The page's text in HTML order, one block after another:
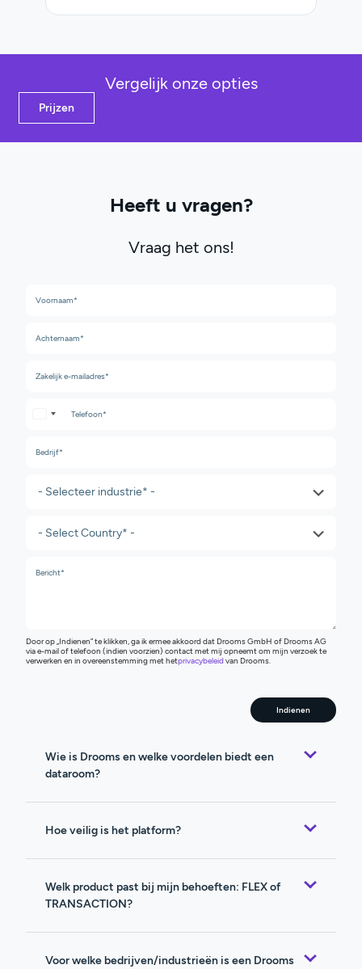
Vergelijk onze opties
Prijzen
Wie is Drooms en welke voordelen biedt een
dataroom?
Hoe veilig is het platform?
Welk product past bij mijn behoeften: FLEX of
TRANSACTION?
Voor welke bedrijven/industrieën is een Drooms
Heeft u vragen?
Vraag het ons!
United States +1
Door op „Indienen” te klikken, ga ik ermee akkoord dat Drooms GmbH of Drooms AG
via e-mail of telefoon (indien voorzien) contact met mij opneemt om mijn verzoek te
verwerken en in overeenstemming met hetprivacybeleidvan Drooms.
Indienen